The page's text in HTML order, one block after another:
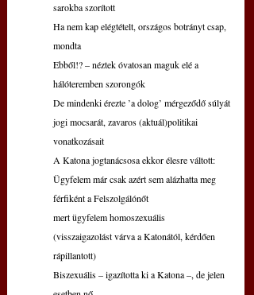
sarokba szorított
Ha nem kap elégtételt, országos botrányt csap,
mondta
Ebből!? – néztek óvatosan maguk elé a
hálóteremben szorongók
De mindenki érezte ’a dolog’ mérgeződő súlyát
jogi mocsarát, zavaros (aktuál)politikai
vonatkozásait
A Katona jogtanácsosa ekkor élesre váltott:
Ügyfelem már csak azért sem alázhatta meg
férfiként a Felszolgálónőt
mert ügyfelem homoszexuális
(visszaigazolást várva a Katonától, kérdően
rápillantott)
Biszexuális – igazította ki a Katona –, de jelen